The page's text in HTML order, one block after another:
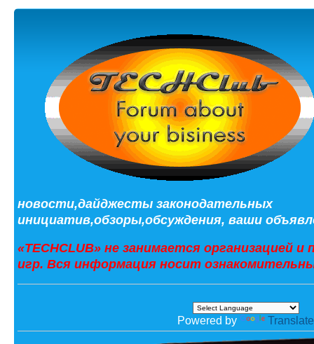
новости,дайджесты законодательных
инициатив,обзоры,обсуждения, ваши
«TECHCLUB» не занимается организацией
игр. Вся информация носит
Powered by Translate